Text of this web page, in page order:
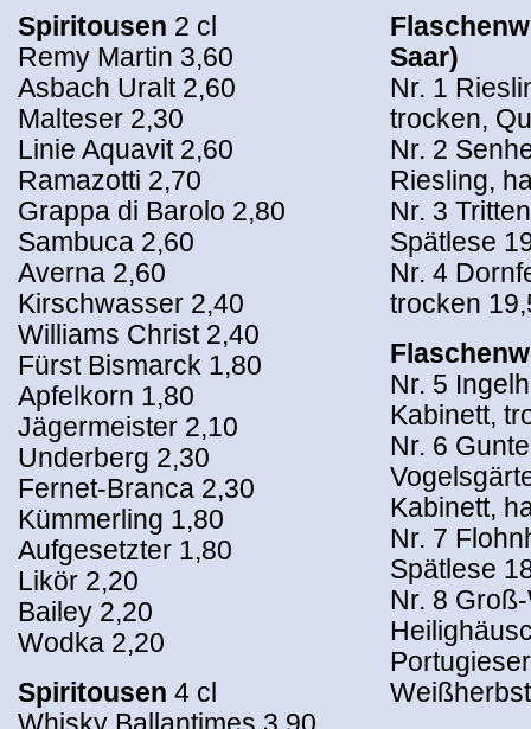
Spiritousen 2 cl
Remy Martin 3,60
Asbach Uralt 2,60
Malteser 2,30
Linie Aquavit 2,60
Ramazotti 2,70
Grappa di Barolo 2,80
Sambuca 2,60
Averna 2,60
Kirschwasser 2,40
Williams Christ 2,40
Fürst Bismarck 1,80
Apfelkorn 1,80
Jägermeister 2,10
Underberg 2,30
Fernet-Branca 2,30
Kümmerling 1,80
Aufgesetzter 1,80
Likör 2,20
Bailey 2,20
Wodka 2,20
Spiritousen 4 cl
Saar)
Nr. 1
trocken,
Nr. 2
Riesling,
Nr. 3
Spätlese
Nr. 4
trocken
Nr. 5
Kabinett,
Nr. 6
Kabinett,
Nr. 7
Spätlese
Nr. 8